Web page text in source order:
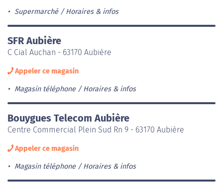
Supermarché Horaires & infos
SFR Aubière
C Cial Auchan - 63170 Aubière
Appeler ce magasin
Magasin téléphone Horaires & infos
Bouygues Telecom Aubière
Centre Commercial Plein Sud Rn 9 - 63170 Aubière
Appeler ce magasin
Magasin téléphone Horaires & infos